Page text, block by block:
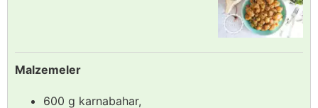
Malzemeler
600 g karnabahar,